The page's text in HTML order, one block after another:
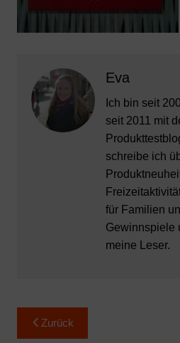
Eva
Ich bin seit
seit 2011 mit
schreibe ich
für Familien
Gewinnspiele
meine Leser.
Beitragsnavigation
Zurück